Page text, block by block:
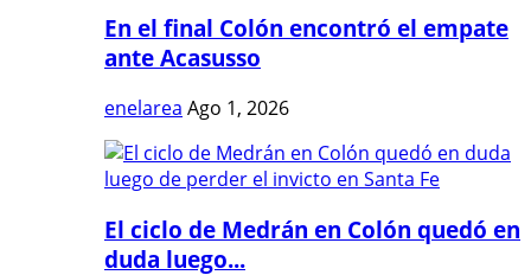
En el final Colón encontró el empate
ante Acasusso
enelarea Ago 1, 2026
El ciclo de Medrán en Colón quedó en
duda luego...